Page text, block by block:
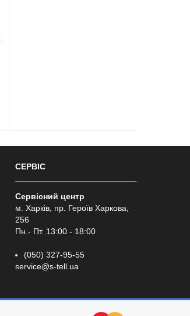
СЕРВІС
Сервісний центр
м. Харків, пр. Героїв Харкова,
256
Пн.- Пт. 13:00 - 18:00
(050) 327-95-55
service@s-tell.ua